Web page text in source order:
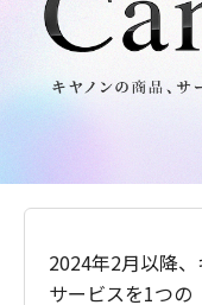
2024年2月以降
サービスを1つの